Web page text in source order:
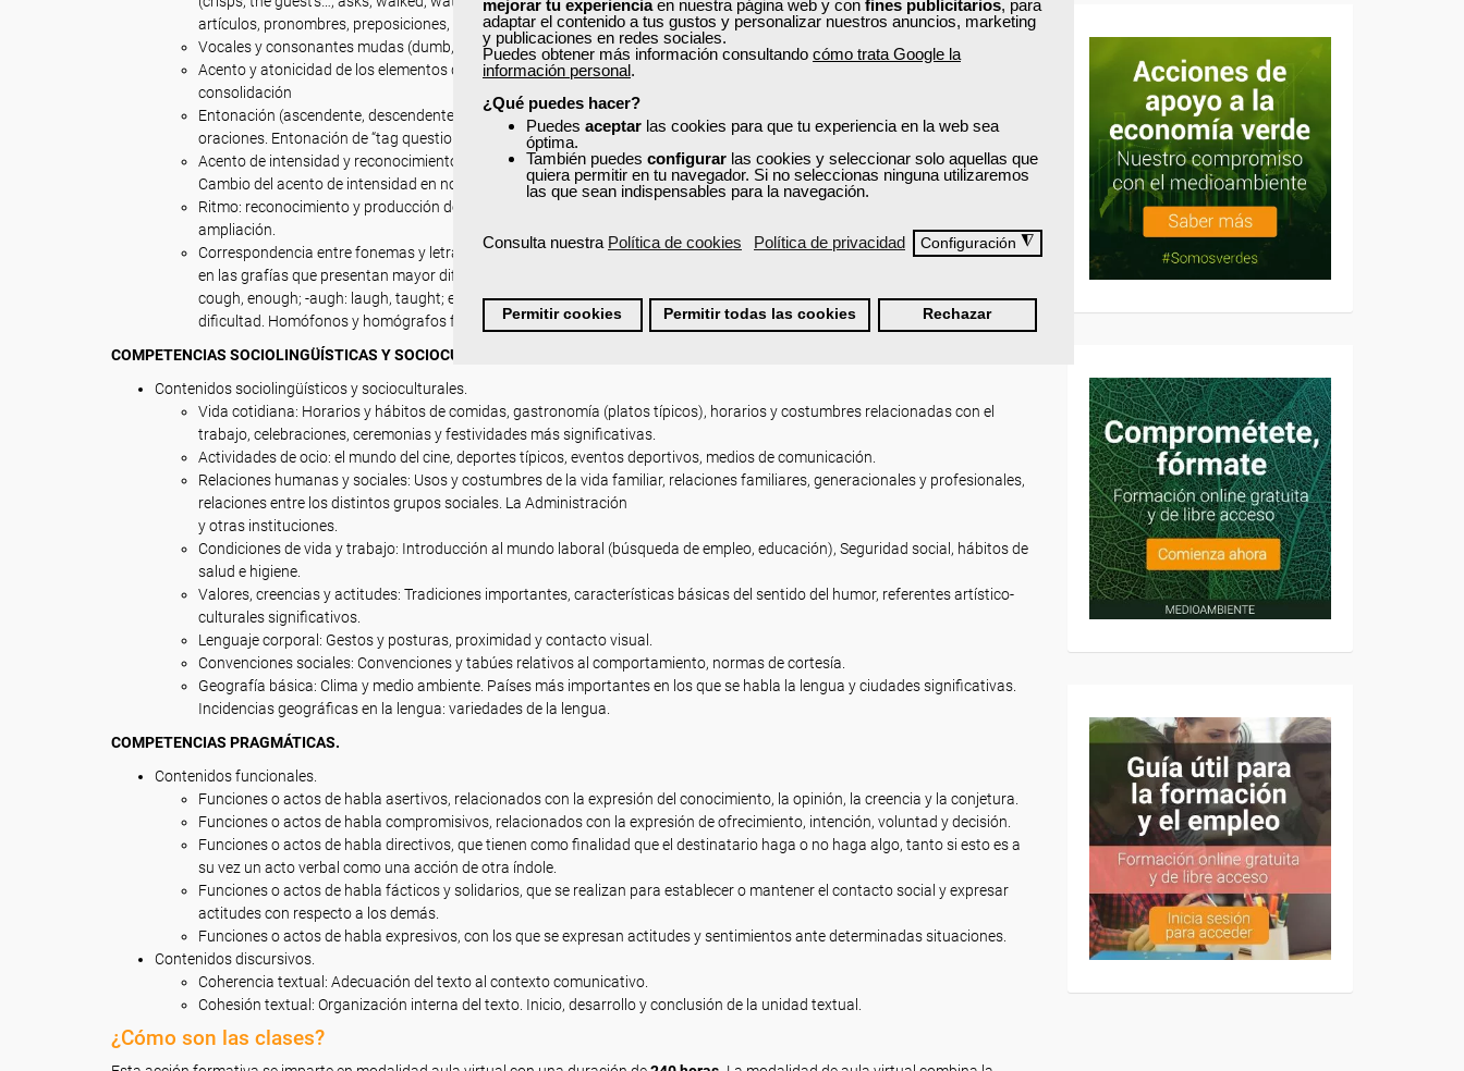
mejorar tu experienciaen nuestra página web y con fines publicitarios, para
adaptar el contenido a tus gustos y personalizar nuestros anuncios, marketing
y publicaciones en redes sociales.
Puedes obtener más información consultando cómo trata Google la
información personal.
¿Qué puedes hacer?
Puedes aceptar las cookies para que tu experiencia en la web sea
óptima.
También puedes configurar las cookies y seleccionar solo aquellas que
quiera permitir en tu navegador. Si no seleccionas ninguna utilizaremos
las que sean indispensables para la navegación.
Consulta nuestra Política de cookies Política de privacidad Configuración ◮
Permitir cookies Permitir todas las cookies Rechazar
artículos, pronombres, preposiciones, conjunciones y verbos auxiliares y modales.
Vocales y consonantes mudas (dumb, island, castle).
Acento y atonicidad de los elementos de la oración por su significado. Acento enfático (Who bought this? - I did). Revisión y
consolidación
Entonación (ascendente, descendente, mixtas) para las funciones comunicativas trabajadasn en los diferentes tipos de
oraciones. Entonación de “tag questions”. Revisión y consolidación.
Acento de intensidad y reconocimiento de las sílabas tónicas en formas simples y en compuestos (window-shopping).
Cambio del acento de intensidad en nombre y verbo (a record, to record).
Ritmo: reconocimiento y producción de sílabas tónicas y átonas; regularidad rítmica de las primeras. Enlaces. Revisión y
ampliación.
Correspondencia entre fonemas y letras/signos. Reconocimiento de la representación gráfica en el diccionario. Insistencia
en las grafías que presentan mayor dificultad (-ough: although,
cough, enough; -augh: laugh, taught; ei: receive, leisure; ie: scientist). Palabras próximas formalmente que suelen producir
dificultad. Homófonos y homógrafos frecuentes.
COMPETENCIAS SOCIOLINGÜÍSTICAS Y SOCIOCULTURALES.
Contenidos sociolingüísticos y socioculturales.
Vida cotidiana: Horarios y hábitos de comidas, gastronomía (platos típicos), horarios y costumbres relacionadas con el
trabajo, celebraciones, ceremonias y festividades más significativas.
Actividades de ocio: el mundo del cine, deportes típicos, eventos deportivos, medios de comunicación.
Relaciones humanas y sociales: Usos y costumbres de la vida familiar, relaciones familiares, generacionales y profesionales,
relaciones entre los distintos grupos sociales. La Administración
y otras instituciones.
Condiciones de vida y trabajo: Introducción al mundo laboral (búsqueda de empleo, educación), Seguridad social, hábitos de
salud e higiene.
Valores, creencias y actitudes: Tradiciones importantes, características básicas del sentido del humor, referentes artístico-
culturales significativos.
Lenguaje corporal: Gestos y posturas, proximidad y contacto visual.
Convenciones sociales: Convenciones y tabúes relativos al comportamiento, normas de cortesía.
Geografía básica: Clima y medio ambiente. Países más importantes en los que se habla la lengua y ciudades significativas.
Incidencias geográficas en la lengua: variedades de la lengua.
COMPETENCIAS PRAGMÁTICAS.
Contenidos funcionales.
Funciones o actos de habla asertivos, relacionados con la expresión del conocimiento, la opinión, la creencia y la conjetura.
Funciones o actos de habla compromisivos, relacionados con la expresión de ofrecimiento, intención, voluntad y decisión.
Funciones o actos de habla directivos, que tienen como finalidad que el destinatario haga o no haga algo, tanto si esto es a
su vez un acto verbal como una acción de otra índole.
Funciones o actos de habla fácticos y solidarios, que se realizan para establecer o mantener el contacto social y expresar
actitudes con respecto a los demás.
Funciones o actos de habla expresivos, con los que se expresan actitudes y sentimientos ante determinadas situaciones.
Contenidos discursivos.
Coherencia textual: Adecuación del texto al contexto comunicativo.
Cohesión textual: Organización interna del texto. Inicio, desarrollo y conclusión de la unidad textual.
¿Cómo son las clases?